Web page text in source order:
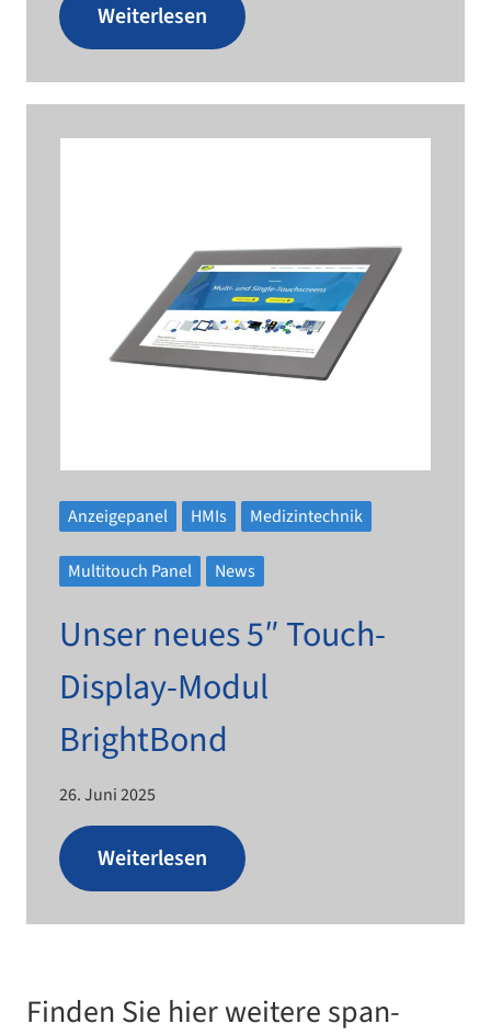
Weiterlesen
Anzeigepanel HMIs Medizintechnik
Multitouch Panel News
Unser neues 5″ Touch-​​
Display-​​Modul
BrightBond
26. Juni 2025
Weiterlesen
Finden Sie hier wei­tere span­